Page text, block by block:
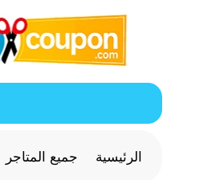
الرئيسية جميع المتاجر